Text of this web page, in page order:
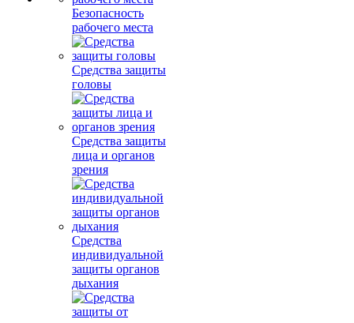
Безопасность
рабочего места
Средства защиты
головы
Средства защиты
лица и органов
зрения
Средства
индивидуальной
защиты органов
дыхания